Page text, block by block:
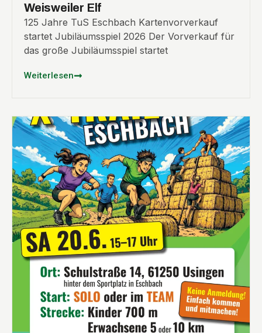
Weisweiler Elf
125 Jahre TuS Eschbach Kartenvorverkauf
startet Jubiläumsspiel 2026 Der Vorverkauf für
das große Jubiläumsspiel startet
Weiterlesen